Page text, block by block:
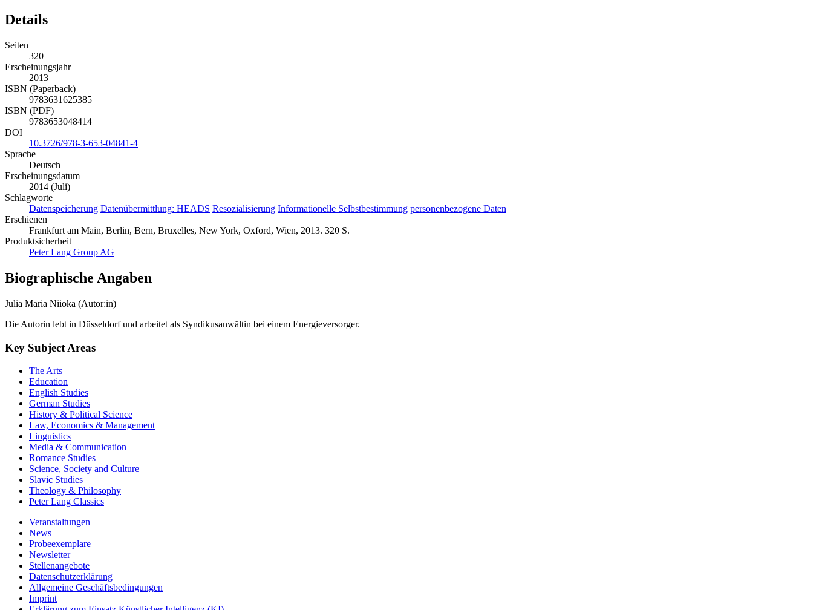
Details
Seiten
320
Erscheinungsjahr
2013
ISBN (Paperback)
9783631625385
ISBN (PDF)
9783653048414
DOI
10.3726/978-3-653-04841-4
Sprache
Deutsch
Erscheinungsdatum
2014 (Juli)
Schlagworte
Datenspeicherung Datenübermittlung: HEADS Resozialisierung Informationelle Selbstbestimmung personenbezogene Daten
Erschienen
Frankfurt am Main, Berlin, Bern, Bruxelles, New York, Oxford, Wien, 2013. 320 S.
Produktsicherheit
Peter Lang Group AG
Biographische Angaben
Julia Maria Niioka (Autor:in)
Die Autorin lebt in Düsseldorf und arbeitet als Syndikusanwältin bei einem Energieversorger.
Key Subject Areas
The Arts
Education
English Studies
German Studies
History & Political Science
Law, Economics & Management
Linguistics
Media & Communication
Romance Studies
Science, Society and Culture
Slavic Studies
Theology & Philosophy
Peter Lang Classics
Veranstaltungen
News
Probeexemplare
Newsletter
Stellenangebote
Datenschutzerklärung
Allgemeine Geschäftsbedingungen
Imprint